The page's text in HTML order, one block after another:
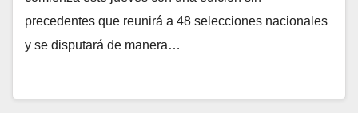
precedentes que reunirá a 48 selecciones nacionales
y se disputará de manera…